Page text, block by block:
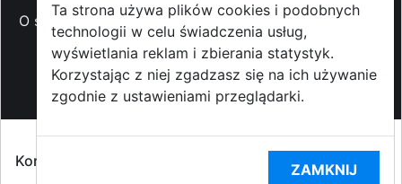
O strzyzowiak.pl-Reklama-Pomoc (FAQ)-Patronat
medialny - Prawa autorskie- Redakcja i
kontakt -Współpraca z mediami
Copyright ©2009-2014 strzyzowiak.pl,
Korzystanie z Portalu oznacza akceptacjąRegulaminu
Polityką prywatności RODO
Ta strona używa plików cookies i podobnych
technologii w celu świadczenia usług,
wyświetlania reklam i zbierania statystyk.
Korzystając z niej zgadzasz się na ich używanie
zgodnie z ustawieniami przeglądarki.
ZAMKNIJ